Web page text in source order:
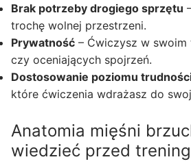
Brak potrzeby drogiego sprzętu
trochę wolnej przestrzeni.
Prywatność – Ćwiczysz w swoim
czy oceniających spojrzeń.
Dostosowanie poziomu
które ćwiczenia wdrażasz do
Anatomia mięśni
wiedzieć przed